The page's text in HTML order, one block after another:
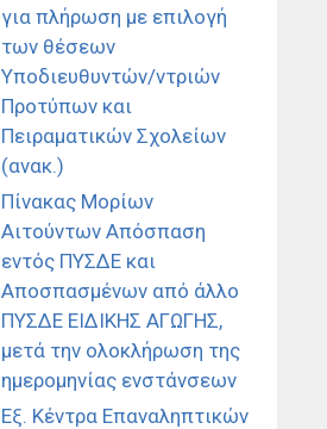
για πλήρωση με επιλογή
των θέσεων
Υποδιευθυντών/ντριών
Προτύπων και
Πειραματικών Σχολείων
(ανακ.)
Πίνακας Μορίων
Αιτούντων Απόσπαση
εντός ΠΥΣΔΕ και
Αποσπασμένων από άλλο
ΠΥΣΔΕ ΕΙΔΙΚΗΣ ΑΓΩΓΗΣ,
μετά την ολοκλήρωση της
ημερομηνίας ενστάνσεων
Εξ. Κέντρα Επαναληπτικών